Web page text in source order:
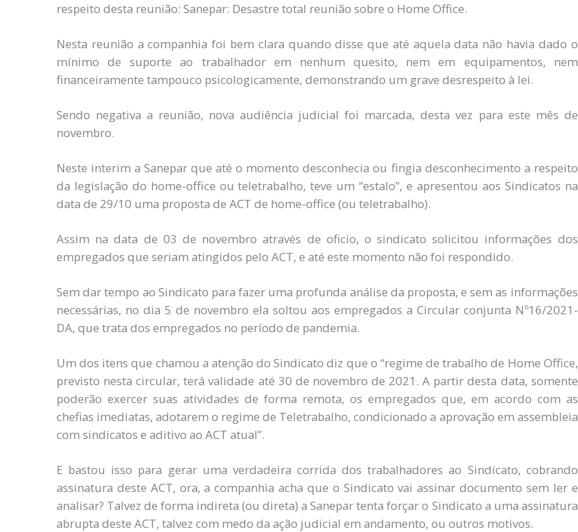
respeito desta reunião: Sanepar: Desastre total reunião sobre o Home Office.
Nesta reunião a companhia foi bem clara quando disse que até aquela data não havia dado o
mínimo de suporte ao trabalhador em nenhum quesito, nem em equipamentos, nem
financeiramente tampouco psicologicamente, demonstrando um grave desrespeito à lei.
Sendo negativa a reunião, nova audiência judicial foi marcada, desta vez para este mês de
novembro.
Neste interim a Sanepar que até o momento desconhecia ou fingia desconhecimento a respeito
da legislação do home-office ou teletrabalho, teve um “estalo”, e apresentou aos Sindicatos na
data de 29/10 uma proposta de ACT de home-office (ou teletrabalho).
Assim na data de 03 de novembro através de oficio, o sindicato solicitou informações dos
empregados que seriam atingidos pelo ACT, e até este momento não foi respondido.
Sem dar tempo ao Sindicato para fazer uma profunda análise da proposta, e sem as informações
necessárias, no dia 5 de novembro ela soltou aos empregados a Circular conjunta Nº16/2021-
DA, que trata dos empregados no período de pandemia.
Um dos itens que chamou a atenção do Sindicato diz que o “regime de trabalho de Home Office,
previsto nesta circular, terá validade até 30 de novembro de 2021. A partir desta data, somente
poderão exercer suas atividades de forma remota, os empregados que, em acordo com as
chefias imediatas, adotarem o regime de Teletrabalho, condicionado a aprovação em assembleia
com sindicatos e aditivo ao ACT atual”.
E bastou isso para gerar uma verdadeira corrida dos trabalhadores ao Sindicato, cobrando
assinatura deste ACT, ora, a companhia acha que o Sindicato vai assinar documento sem ler e
analisar? Talvez de forma indireta (ou direta) a Sanepar tenta forçar o Sindicato a uma assinatura
abrupta deste ACT, talvez com medo da ação judicial em andamento, ou outros motivos.